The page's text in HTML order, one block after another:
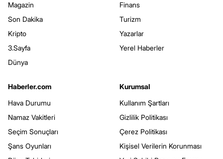
Magazin
Son Dakika
Kripto
3.Sayfa
Dünya
Finans
Turizm
Yazarlar
Yerel Haberler
Haberler.com
Hava Durumu
Namaz Vakitleri
Seçim Sonuçları
Şans Oyunları
Kurumsal
Kullanım Şartları
Gizlilik Politikası
Çerez Politikası
Kişisel Verilerin Korunması